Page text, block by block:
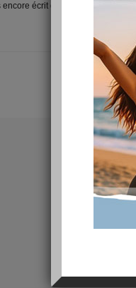
écrit d'article blog.